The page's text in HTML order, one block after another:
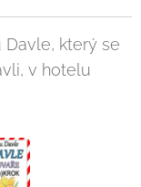
Davle, který se
v hotelu